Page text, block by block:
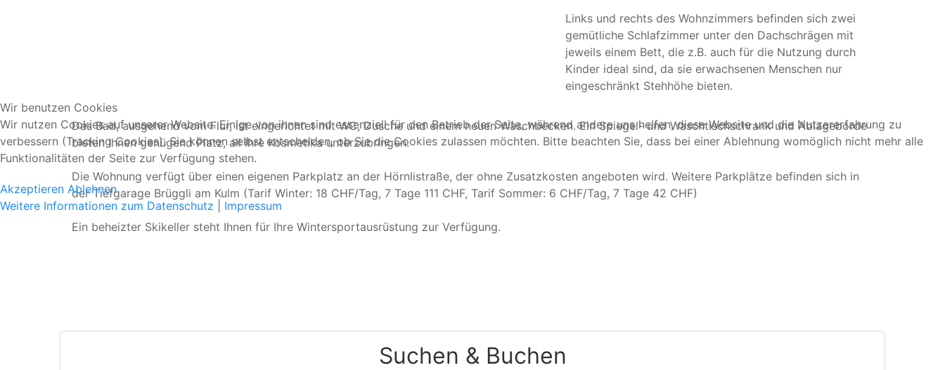
Links und rechts des Wohnzimmers befinden sich zwei
gemütliche Schlafzimmer unter den Dachschrägen mit
jeweils einem Bett, die z.B. auch für die Nutzung durch
Kinder ideal sind, da sie erwachsenen Menschen nur
eingeschränkt Stehhöhe bieten.
Das Bad, ausgehend vom Flur, ist eingerichtet mit WC, Dusche und einem neuen Waschbecken. Ein Spiegel- und Waschtischschrank und Ablageborde
bieten Ihnen genügend Platz, all Ihre Kosmetika unterzubringen.
Die Wohnung verfügt über einen eigenen Parkplatz an der Hörnlistraße, der ohne Zusatzkosten angeboten wird. Weitere Parkplätze befinden sich in
der Tiefgarage Brüggli am Kulm (Tarif Winter: 18 CHF/Tag, 7 Tage 111 CHF, Tarif Sommer: 6 CHF/Tag, 7 Tage 42 CHF)
Ein beheizter Skikeller steht Ihnen für Ihre Wintersportausrüstung zur Verfügung.
Wir benutzen Cookies
Wir nutzen Cookies auf unserer Website. Einige von ihnen sind essenziell für den Betrieb der Seite, während andere uns helfen, diese Website und die Nutzererfahrung zu
verbessern (Tracking Cookies). Sie können selbst entscheiden, ob Sie die Cookies zulassen möchten. Bitte beachten Sie, dass bei einer Ablehnung womöglich nicht mehr alle
Funktionalitäten der Seite zur Verfügung stehen.
Akzeptieren Ablehnen
Weitere Informationen zum Datenschutz
Impressum
Suchen & Buchen